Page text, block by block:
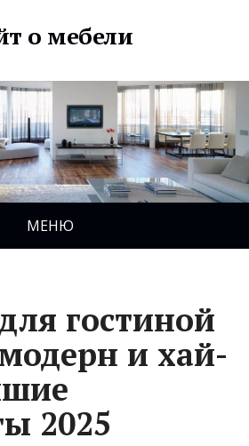
о мебели
МЕНЮ
гостиной
и хай-
2025